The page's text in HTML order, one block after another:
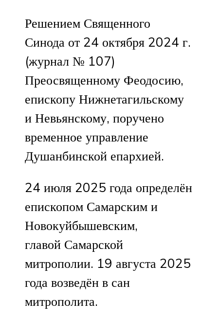
Решением Священного
Синода от 24 октября 2024 г.
(журнал № 107)
Преосвященному Феодосию,
епископу Нижнетагильскому
и Невьянскому, поручено
временное управление
Душанбинской епархией.
24 июля 2025 года определён
епископом Самарским и
Новокуйбышевским,
главой Самарской
митрополии. 19 августа 2025
года возведён в сан
митрополита.